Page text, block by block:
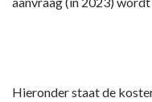
Hieronder staat de